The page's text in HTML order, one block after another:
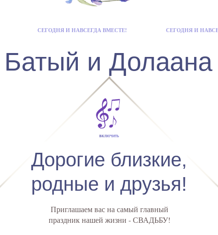
СЕГОДНЯ И НАВСЕГДА ВМЕСТЕ! СЕГОДНЯ И
Батый и Долаана
включить
Приглашаем вас на самый главный
праздник нашей жизни - СВАДЬБУ!
Дорогие близкие,
родные и друзья!